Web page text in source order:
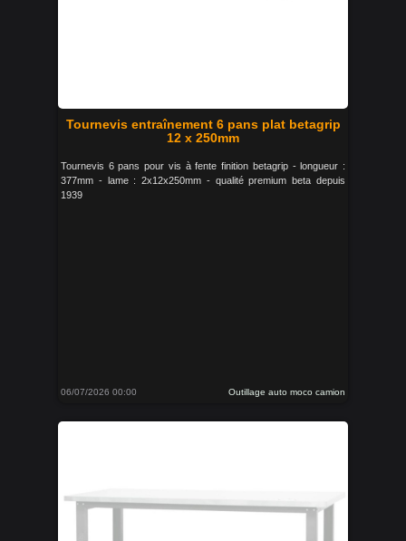
Tournevis entraînement 6 pans plat betagrip
12 x 250mm
Tournevis 6 pans pour vis à fente finition betagrip - longueur :
377mm - lame : 2x12x250mm - qualité premium beta depuis
1939
06/07/2026 00:00 Outillage auto moco camion